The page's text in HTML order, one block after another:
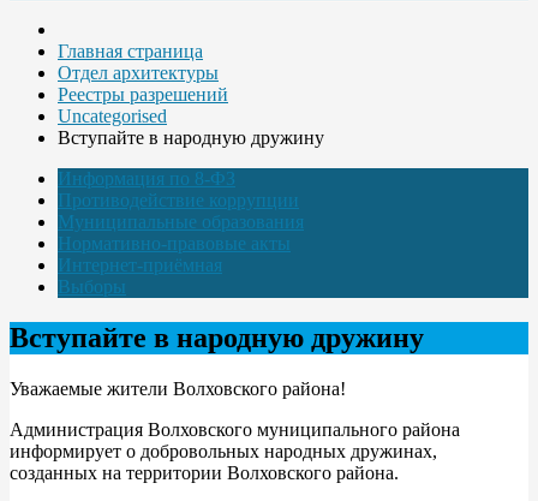
Главная страница
Отдел архитектуры
Реестры разрешений
Uncategorised
Вступайте в народную дружину
Информация по 8-ФЗ
Противодействие коррупции
Муниципальные образования
Нормативно-правовые акты
Интернет-приёмная
Выборы
Вступайте в народную дружину
Уважаемые жители Волховского района!
Администрация Волховского муниципального района
информирует о добровольных народных дружинах,
созданных на территории Волховского района.